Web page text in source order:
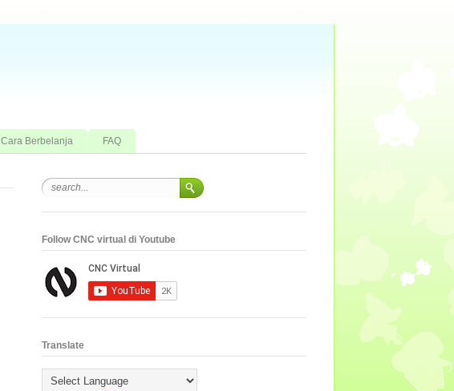
Cara Berbelanja FAQ
Follow CNC virtual di Youtube
Translate